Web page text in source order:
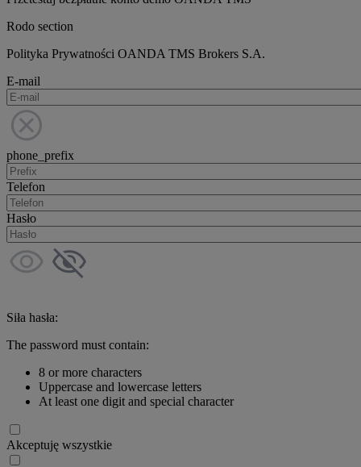
Rodo section
Polityka Prywatności OANDA TMS Brokers S.A.
E-mail
phone_prefix
Telefon
Hasło
Siła hasła:
The password must contain:
8 or more characters
Uppercase and lowercase letters
At least one digit and special character
Akceptuję wszystkie